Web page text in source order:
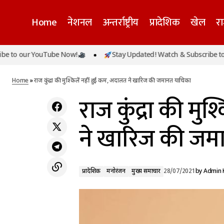
Home नेशनल अन्तर्राष्ट्रीय प्रादेशिक खेल
यूपी में आंशिक कोरोना कर्फ्यू तथा टीकाकरण से
नियंत्रण में आई संक्रमण की दूसरी लहरः नवनीत
YouTube Now! Stay Updated! Watch & Subscribe to our
Home»राज कुंद्रा की मुश्किलें नहीं हुई कम, अदालत ने खारिज की जमानत याचिका
राज कुंद्रा की
ने खारिज की
प्रादेशिक मनोरंजन मुख्य समाचार 28/07/2021byAdmin